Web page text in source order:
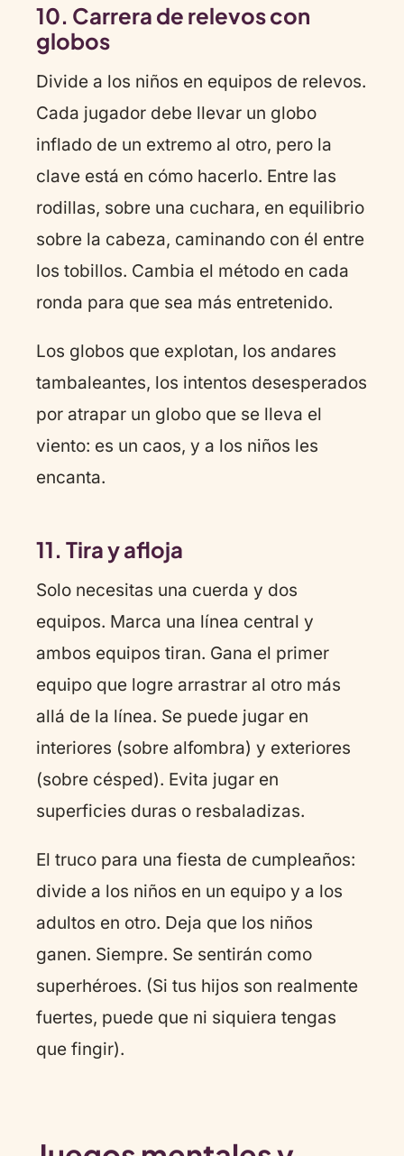
10. Carrera de relevos con
globos
Divide a los niños en equipos de relevos.
Cada jugador debe llevar un globo
inflado de un extremo al otro, pero la
clave está en cómo hacerlo. Entre las
rodillas, sobre una cuchara, en equilibrio
sobre la cabeza, caminando con él entre
los tobillos. Cambia el método en cada
ronda para que sea más entretenido.
Los globos que explotan, los andares
tambaleantes, los intentos desesperados
por atrapar un globo que se lleva el
viento: es un caos, y a los niños les
encanta.
11. Tira y afloja
Solo necesitas una cuerda y dos
equipos. Marca una línea central y
ambos equipos tiran. Gana el primer
equipo que logre arrastrar al otro más
allá de la línea. Se puede jugar en
interiores (sobre alfombra) y exteriores
(sobre césped). Evita jugar en
superficies duras o resbaladizas.
El truco para una fiesta de cumpleaños:
divide a los niños en un equipo y a los
adultos en otro. Deja que los niños
ganen. Siempre. Se sentirán como
superhéroes. (Si tus hijos son realmente
fuertes, puede que ni siquiera tengas
que fingir).